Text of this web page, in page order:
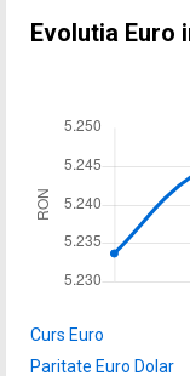
Evolutia Euro
Curs Euro
Paritate Euro Dolar